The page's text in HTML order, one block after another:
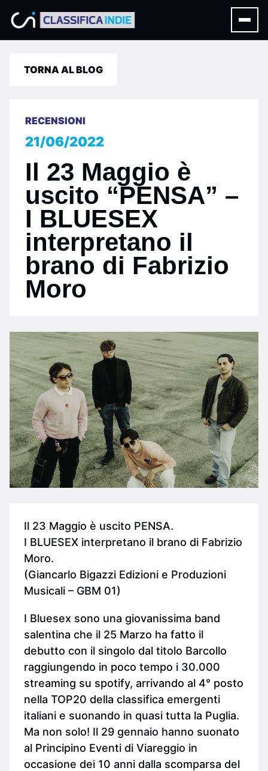
TORNA AL BLOG
RECENSIONI
21/06/2022
Il 23 Maggio è
uscito “PENSA” –
I BLUESEX
interpretano il
brano di Fabrizio
Moro
Il 23 Maggio è uscito PENSA.
I BLUESEX interpretano il brano di Fabrizio
Moro.
(Giancarlo Bigazzi Edizioni e Produzioni
Musicali – GBM 01)
I Bluesex sono una giovanissima band
salentina che il 25 Marzo ha fatto il
debutto con il singolo dal titolo Barcollo
raggiungendo in poco tempo i 30.000
streaming su spotify, arrivando al 4° posto
nella TOP20 della classifica emergenti
italiani e suonando in quasi tutta la Puglia.
Ma non solo! Il 29 gennaio hanno suonato
al Principino Eventi di Viareggio in
occasione dei 10 anni dalla scomparsa del